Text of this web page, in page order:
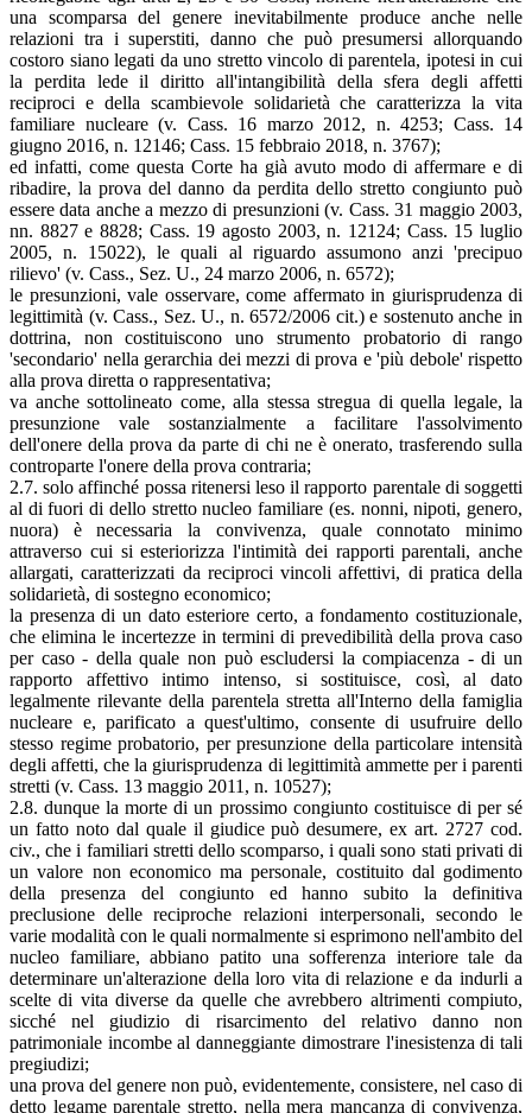
una scomparsa del genere inevitabilmente produce anche nelle
relazioni tra i superstiti, danno che può presumersi allorquando
costoro siano legati da uno stretto vincolo di parentela, ipotesi in cui
la perdita lede il diritto all'intangibilità della sfera degli affetti
reciproci e della scambievole solidarietà che caratterizza la vita
familiare nucleare (v. Cass. 16 marzo 2012, n. 4253; Cass. 14
giugno 2016, n. 12146; Cass. 15 febbraio 2018, n. 3767);
ed infatti, come questa Corte ha già avuto modo di affermare e di
ribadire, la prova del danno da perdita dello stretto congiunto può
essere data anche a mezzo di presunzioni (v. Cass. 31 maggio 2003,
nn. 8827 e 8828; Cass. 19 agosto 2003, n. 12124; Cass. 15 luglio
2005, n. 15022), le quali al riguardo assumono anzi 'precipuo
rilievo' (v. Cass., Sez. U., 24 marzo 2006, n. 6572);
le presunzioni, vale osservare, come affermato in giurisprudenza di
legittimità (v. Cass., Sez. U., n. 6572/2006 cit.) e sostenuto anche in
dottrina, non costituiscono uno strumento probatorio di rango
'secondario' nella gerarchia dei mezzi di prova e 'più debole' rispetto
alla prova diretta o rappresentativa;
va anche sottolineato come, alla stessa stregua di quella legale, la
presunzione vale sostanzialmente a facilitare l'assolvimento
dell'onere della prova da parte di chi ne è onerato, trasferendo sulla
controparte l'onere della prova contraria;
2.7. solo affinché possa ritenersi leso il rapporto parentale di soggetti
al di fuori di dello stretto nucleo familiare (es. nonni, nipoti, genero,
nuora) è necessaria la convivenza, quale connotato minimo
attraverso cui si esteriorizza l'intimità dei rapporti parentali, anche
allargati, caratterizzati da reciproci vincoli affettivi, di pratica della
solidarietà, di sostegno economico;
la presenza di un dato esteriore certo, a fondamento costituzionale,
che elimina le incertezze in termini di prevedibilità della prova caso
per caso - della quale non può escludersi la compiacenza - di un
rapporto affettivo intimo intenso, si sostituisce, così, al dato
legalmente rilevante della parentela stretta all'Interno della famiglia
nucleare e, parificato a quest'ultimo, consente di usufruire dello
stesso regime probatorio, per presunzione della particolare intensità
degli affetti, che la giurisprudenza di legittimità ammette per i parenti
stretti (v. Cass. 13 maggio 2011, n. 10527);
2.8. dunque la morte di un prossimo congiunto costituisce di per sé
un fatto noto dal quale il giudice può desumere, ex art. 2727 cod.
civ., che i familiari stretti dello scomparso, i quali sono stati privati di
un valore non economico ma personale, costituito dal godimento
della presenza del congiunto ed hanno subito la definitiva
preclusione delle reciproche relazioni interpersonali, secondo le
varie modalità con le quali normalmente si esprimono nell'ambito del
nucleo familiare, abbiano patito una sofferenza interiore tale da
determinare un'alterazione della loro vita di relazione e da indurli a
scelte di vita diverse da quelle che avrebbero altrimenti compiuto,
sicché nel giudizio di risarcimento del relativo danno non
patrimoniale incombe al danneggiante dimostrare l'inesistenza di tali
pregiudizi;
una prova del genere non può, evidentemente, consistere, nel caso di
detto legame parentale stretto, nella mera mancanza di convivenza,